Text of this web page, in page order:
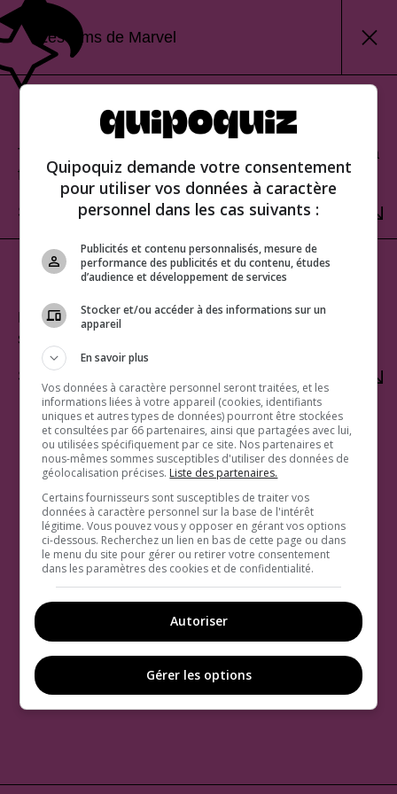
Les films de Marvel
Mode classique
Teste tes connaissances et découvre ton score à la
fin.
SÉLECTIONNER
Mode rafale
Relève le défi du score parfait. Une seule erreur te
sera fatale!
SÉLECTIONNER
Quipoquiz demande votre consentement
pour utiliser vos données à caractère
personnel dans les cas suivants :
Publicités et contenu personnalisés, mesure de
performance des publicités et du contenu, études
d’audience et développement de services
Stocker et/ou accéder à des informations sur un
appareil
En savoir plus
Vos données à caractère personnel seront traitées, et les
informations liées à votre appareil (cookies, identifiants
uniques et autres types de données) pourront être stockées
et consultées par 66 partenaires, ainsi que partagées avec lui,
ou utilisées spécifiquement par ce site. Nos partenaires et
nous-mêmes sommes susceptibles d'utiliser des données de
géolocalisation précises. Liste des partenaires.
Certains fournisseurs sont susceptibles de traiter vos
données à caractère personnel sur la base de l'intérêt
légitime. Vous pouvez vous y opposer en gérant vos options
ci-dessous. Recherchez un lien en bas de cette page ou dans
le menu du site pour gérer ou retirer votre consentement
dans les paramètres des cookies et de confidentialité.
Autoriser
Gérer les options